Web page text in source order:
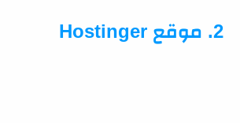
2. موقع Hostinger